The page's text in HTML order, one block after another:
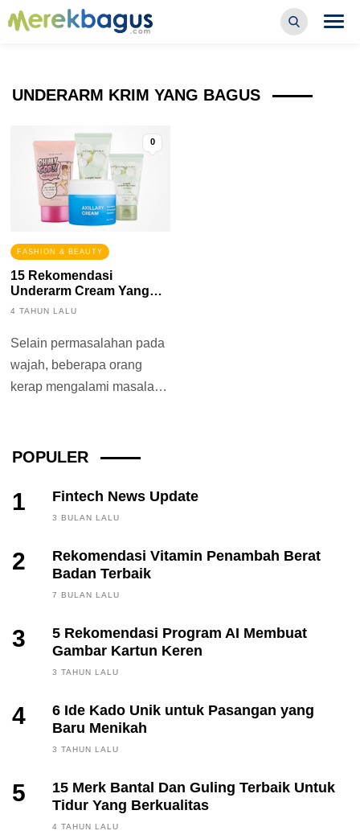
UNDERARM KRIM YANG BAGUS
0
FASHION & BEAUTY
15 Rekomendasi
Underarm Cream Yang
Bagus
4 TAHUN LALU
Selain permasalahan pada
wajah, beberapa orang
kerap mengalami masalah
menghitam ini mampu...
POPULER
1 Fintech News Update
3 BULAN LALU
2
Rekomendasi Vitamin Penambah Berat
Badan Terbaik
7 BULAN LALU
3
5 Rekomendasi Program AI Membuat
Gambar Kartun Keren
3 TAHUN LALU
4
6 Ide Kado Unik untuk Pasangan yang
Baru Menikah
3 TAHUN LALU
5
15 Merk Bantal Dan Guling Terbaik Untuk
Tidur Yang Berkualitas
4 TAHUN LALU